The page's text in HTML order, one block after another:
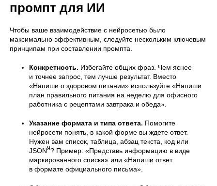
промпт для ИИ
Чтобы ваше взаимодействие с нейросетью было
максимально эффективным, следуйте нескольким ключевым
принципам при составлении промпта.
Конкретность. Избегайте общих фраз. Чем яснее
и точнее запрос, тем лучше результат. Вместо
«Напиши о здоровом питании» используйте «Напиши
план правильного питания на неделю для офисного
работника с рецептами завтрака и обеда».
Указание формата и типа ответа. Помогите
нейросети понять, в какой форме вы ждете ответ.
Нужен вам список, таблица, абзац текста, код или
JSON9? Пример: «Представь информацию в виде
маркированного списка» или «Напиши ответ
в формате официального письма».